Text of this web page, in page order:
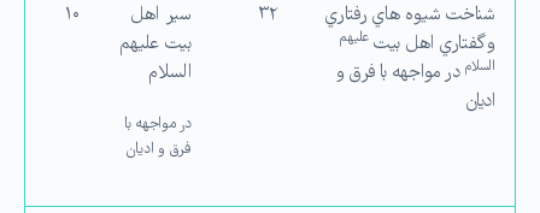
شناخت شیوه هاي رفتاري
و گفتاري اهل بیت علیهم
السلام در مواجهه با فرق و
ادیان
۳۲
سیر اهل
بیت علیهم
السلام
در مواجهه با
فرق و ادیان